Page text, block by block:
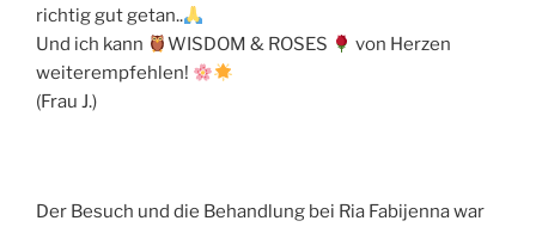
richtig gut getan..
Und ich kann
WISDOM & ROSES
von Herzen
weiterempfehlen!
(Frau J.)
Der Besuch und die Behandlung bei Ria Fabijenna war